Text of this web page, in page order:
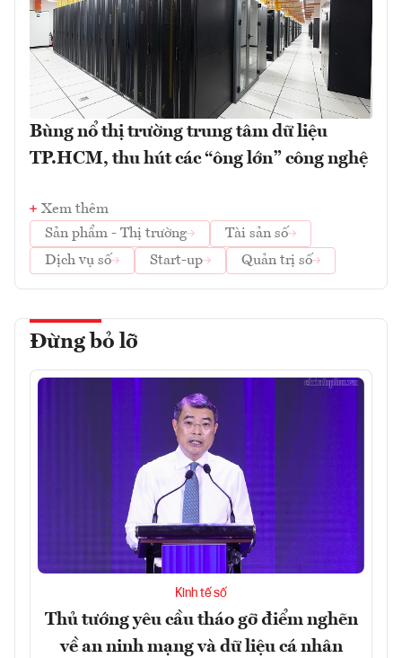
Bùng nổ thị trường trung tâm dữ liệu
TP.HCM, thu hút các “ông lớn” công nghệ
Xem thêm
Sản phẩm - Thị trường
Tài sản số
Dịch vụ số
Start-up Quản trị số
Đừng bỏ lỡ
Kinh tế số
Thủ tướng yêu cầu tháo gỡ điểm nghẽn
về an ninh mạng và dữ liệu cá nhân